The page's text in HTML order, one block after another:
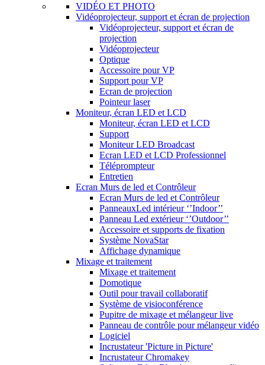
VIDÉO ET PHOTO
Vidéoprojecteur, support et écran de projection
Vidéoprojecteur, support et écran de
projection
Vidéoprojecteur
Optique
Accessoire pour VP
Support pour VP
Ecran de projection
Pointeur laser
Moniteur, écran LED et LCD
Moniteur, écran LED et LCD
Support
Moniteur LED Broadcast
Ecran LED et LCD Professionnel
Téléprompteur
Entretien
Ecran Murs de led et Contrôleur
Ecran Murs de led et Contrôleur
PanneauxLed intérieur ‘’Indoor’’
Panneau Led extérieur ‘’Outdoor’’
Accessoire et supports de fixation
Système NovaStar
Affichage dynamique
Mixage et traitement
Mixage et traitement
Domotique
Outil pour travail collaboratif
Système de visioconférence
Pupitre de mixage et mélangeur live
Panneau de contrôle pour mélangeur vidéo
Logiciel
Incrustateur 'Picture in Picture'
Incrustateur Chromakey